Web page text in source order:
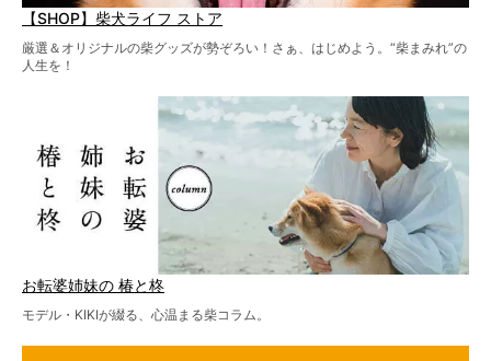
【SHOP】柴犬ライフ ストア
厳選＆オリジナルの柴グッズが勢ぞろい！さぁ、はじめよう。“柴まみれ”の
人生を！
お転婆姉妹の 椿と柊
モデル・KIKIが綴る、心温まる柴コラム。